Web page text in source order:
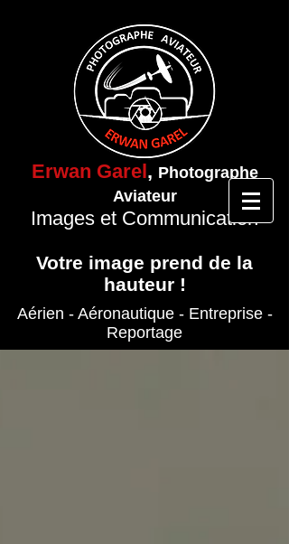
Erwan Garel, Photographe
Aviateur
Images et Communication
Votre image prend de la
hauteur !
Aérien - Aéronautique- Entreprise-
Reportage